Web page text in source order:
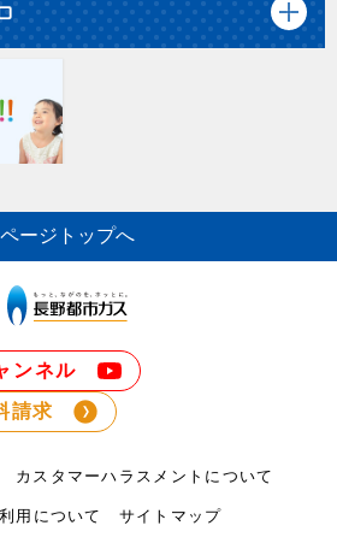
ページトップへ
ンネル
請求
カスタマーハラスメントについて
用について サイトマップ